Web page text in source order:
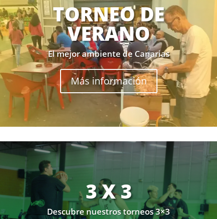
TORNEO DE
VERANO
El mejor ambiente de Canarias
Más información
3 X 3
Descubre nuestros torneos 3×3